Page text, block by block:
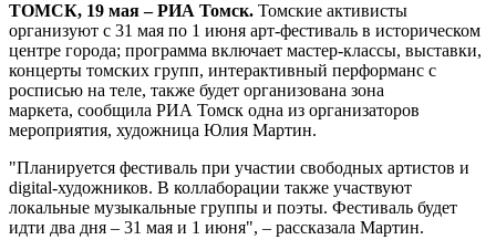
ТОМСК, 19 мая – РИА Томск. Томские активисты
организуют с 31 мая по 1 июня арт-фестиваль в историческом
центре города; программа включает мастер-классы, выставки,
концерты томских групп, интерактивный перформанс с
росписью на теле, также будет организована зона
маркета, сообщила РИА Томск одна из организаторов
мероприятия, художница Юлия Мартин.
"Планируется фестиваль при участии свободных артистов и
digital-художников. В коллаборации также участвуют
локальные музыкальные группы и поэты. Фестиваль будет
идти два дня – 31 мая и 1 июня", – рассказала Мартин.